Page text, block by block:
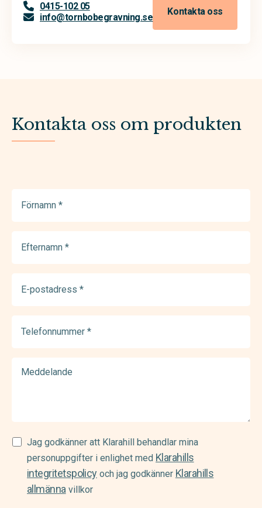
0415-102 05
info@tornbobegravning.se
Kontakta oss
Kontakta oss om produkten
(Required)
(Required)
postadress
(Required)
Samtycke
(Required)
Jag godkänner att Klarahill behandlar mina
personuppgifter i enlighet med Klarahills
integritetspolicyoch jag godkänner Klarahills
allmännavillkor